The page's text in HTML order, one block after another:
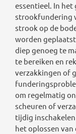
essentieel. In het
strookfundering
strook op de
worden
diep genoeg te
te bereiken en
verzakkingen of
om regelmatig
scheuren of
tijdig
het oplossen